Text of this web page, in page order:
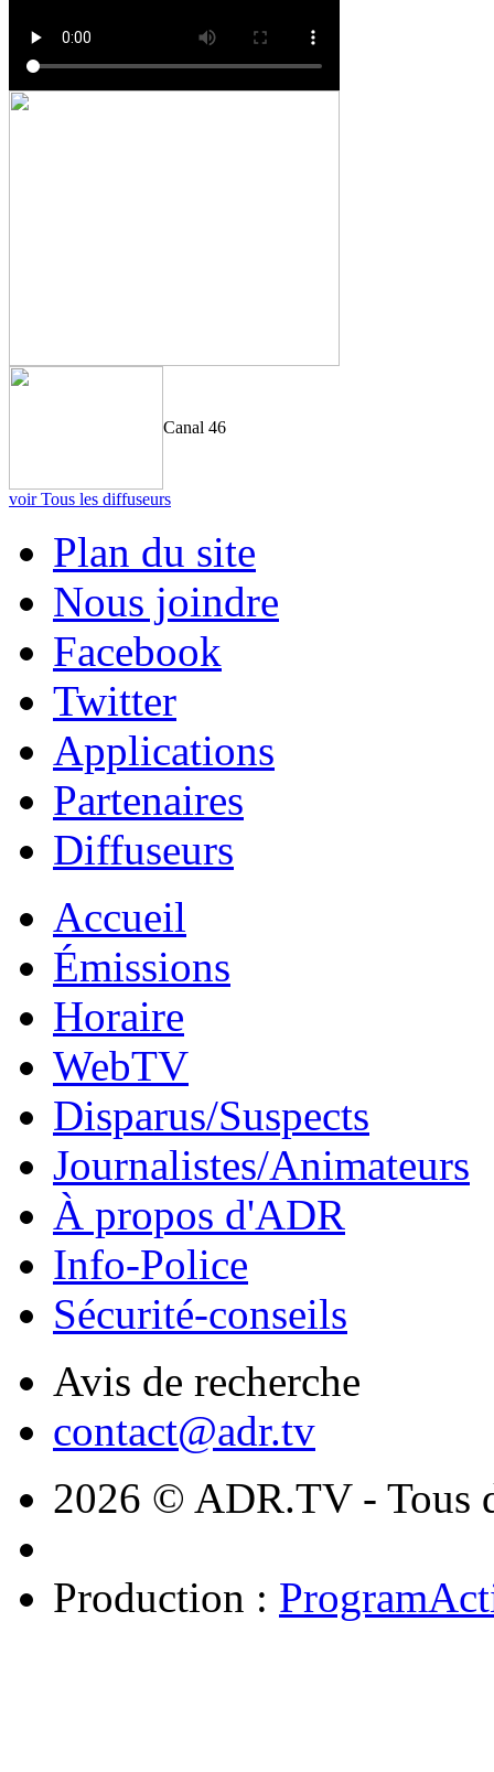
Canal 46
voir Tous les diffuseurs
Plan du site
Nous joindre
Facebook
Twitter
Applications
Partenaires
Diffuseurs
Accueil
Émissions
Horaire
WebTV
Disparus/Suspects
Journalistes/Animateurs
À propos d'ADR
Info-Police
Sécurité-conseils
Avis de recherche
contact@adr.tv
2026 © ADR.TV - Tous
Production :